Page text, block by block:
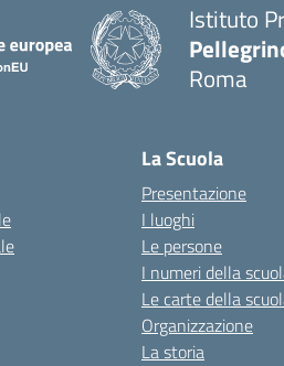
Istituto
Roma
La Scuola
Presentazione
I luoghi
Le persone
I numeri della
Le carte della
Organizzazione
La storia